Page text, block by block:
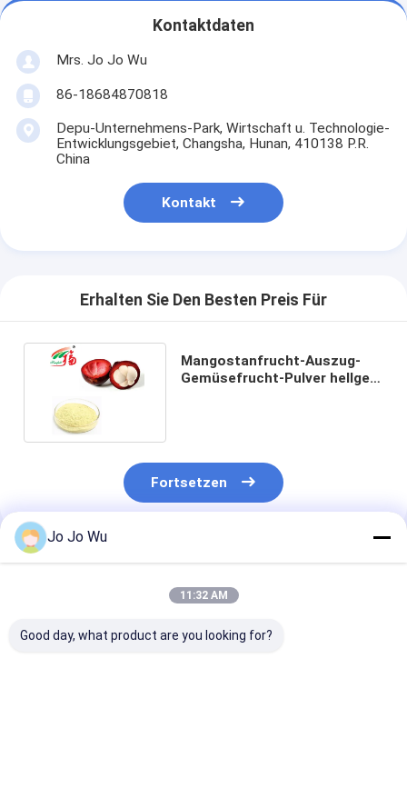
Kontaktdaten
Mrs. Jo Jo Wu
86-18684870818
Depu-Unternehmens-Park, Wirtschaft u. Technologie-
Entwicklungsgebiet, Changsha, Hunan, 410138 P.R.
China
Kontakt
Erhalten Sie Den Besten Preis Für
Mangostanfrucht-Auszug-
Gemüsefrucht-Pulver hellgelb
Fortsetzen
Empfohlene Produkte
Jo Jo Wu
11:32 AM
Good day, what product are you looking for?